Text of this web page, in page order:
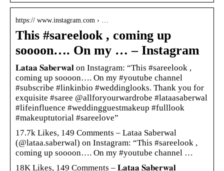
https:// www.instagram.com › …
This #sareelook , coming up
soooon…. On my … – Instagram
𝐋𝐚𝐭𝐚𝐚 𝐒𝐚𝐛𝐞𝐫𝐰𝐚𝐥 on Instagram: “This #sareelook ,
coming up soooon…. On my #youtube channel
#subscribe #linkinbio #weddinglooks. Thank you for
exquisite #saree @allforyourwardrobe #lataasaberwal
#lifeinfluence #weddingguestmakeup #fulllook
#makeuptutorial #sareelove”
17.7k Likes, 149 Comments – Lataa Saberwal
(@lataa.saberwal) on Instagram: “This #sareelook ,
coming up soooon…. On my #youtube channel …
18K Likes, 149 Comments – 𝐋𝐚𝐭𝐚𝐚 𝐒𝐚𝐛𝐞𝐫𝐰𝐚𝐥